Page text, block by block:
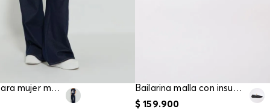
Camiseta para mujer manga corta Bailarina malla con insumo chunky
$ 159.900